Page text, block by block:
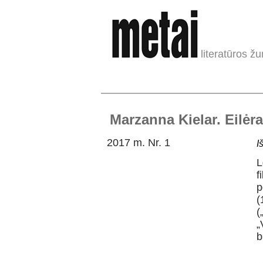
literatūros
Marzanna Kielar.
2017 m. Nr. 1